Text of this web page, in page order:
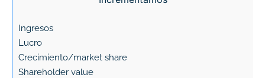
Ingresos
Lucro
Crecimiento/market share
Shareholder value